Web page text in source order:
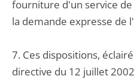
fourniture d'un service
la demande expresse de
7. Ces dispositions,
directive du 12 juillet